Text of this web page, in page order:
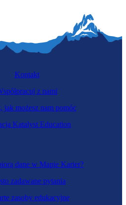
skarbowej
dane w Mapie Karier?
zadawane pytania
zasoby edukacyjne
Kontakt
z nami
jak możesz nam pomóc
Katalyst Education